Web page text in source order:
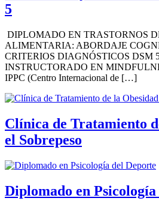
5
DIPLOMADO EN TRASTORNOS
ALIMENTARIA: ABORDAJE
CRITERIOS DIAGNÓSTICOS DSM
INSTRUCTORADO EN
IPPC (Centro Internacional de […]
Clínica de Tratamiento
el Sobrepeso
Diplomado en